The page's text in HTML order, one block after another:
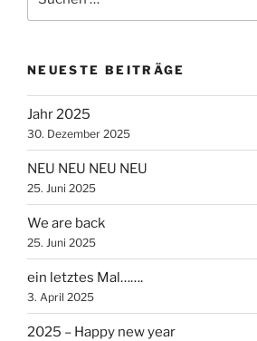
nach:
NEUESTE BEITRÄGE
Jahr 2025
30. Dezember 2025
NEU NEU NEU NEU
25. Juni 2025
We are back
25. Juni 2025
ein letztes Mal…….
3. April 2025
2025 – Happy new year